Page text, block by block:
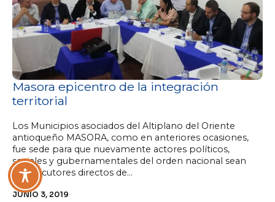
Masora epicentro de la integración
territorial
JUNIO 3, 2019
Los Municipios asociados del Altiplano del Oriente
antioqueño MASORA, como en anteriores ocasiones,
fue sede para que nuevamente actores políticos,
sociales y gubernamentales del orden nacional sean
interlocutores directos de…